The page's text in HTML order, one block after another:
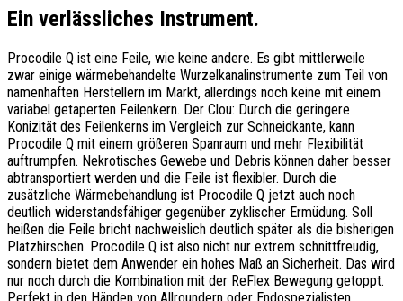
Ein verlässliches Instrument.
Procodile Q ist eine Feile, wie keine andere. Es gibt mittlerweile
zwar einige wärmebehandelte Wurzelkanalinstrumente zum Teil von
namenhaften Herstellern im Markt, allerdings noch keine mit einem
variabel getaperten Feilenkern. Der Clou: Durch die geringere
Konizität des Feilenkerns im Vergleich zur Schneidkante, kann
Procodile Q mit einem größeren Spanraum und mehr Flexibilität
auftrumpfen. Nekrotisches Gewebe und Debris können daher besser
abtransportiert werden und die Feile ist flexibler. Durch die
zusätzliche Wärmebehandlung ist Procodile Q jetzt auch noch
deutlich widerstandsfähiger gegenüber zyklischer Ermüdung. Soll
heißen die Feile bricht nachweislich deutlich später als die bisherigen
Platzhirschen. Procodile Q ist also nicht nur extrem schnittfreudig,
sondern bietet dem Anwender ein hohes Maß an Sicherheit. Das wird
nur noch durch die Kombination mit der ReFlex Bewegung getoppt.